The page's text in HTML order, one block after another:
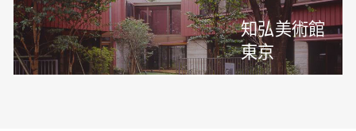
知弘美術館
東京